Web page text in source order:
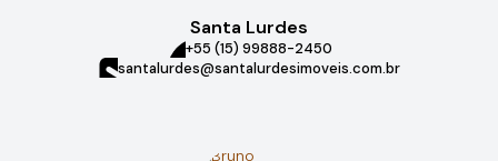
Santa Lurdes
+55 (15) 99888-2450
santalurdes@santalurdesimoveis.com.br